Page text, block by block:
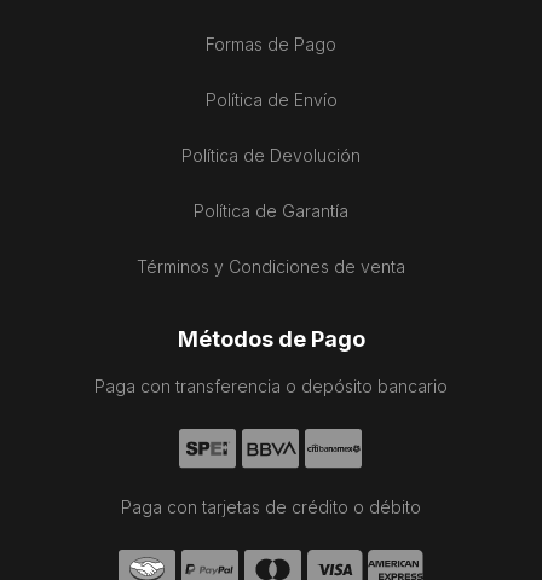
Formas de Pago
Política de Envío
Política de Devolución
Política de Garantía
Términos y Condiciones de venta
Métodos de Pago
Paga con transferencia o depósito bancario
Paga con tarjetas de crédito o débito